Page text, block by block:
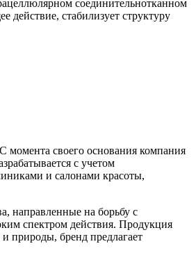
соединительнотканном
действие, стабилизует структуру
своего основания компания
с учетом
и салонами красоты,
направленные на борьбу с
спектром действия. Продукция
природы, бренд предлагает